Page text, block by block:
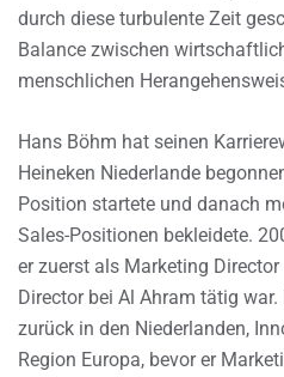
durch diese turbulente Zeit
Balance zwischen
menschlichen
Hans Böhm hat seinen
Heineken Niederlande
Position startete und danach
Sales-Positionen bekleidete.
er zuerst als Marketing
Director bei Al Ahram tätig
zurück in den Niederlanden,
Region Europa, bevor er